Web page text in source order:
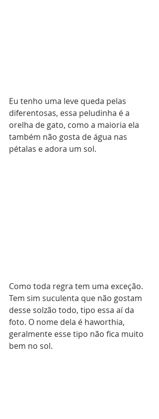
Eu tenho uma leve queda pelas
diferentosas, essa peludinha é a
orelha de gato, como a maioria ela
também não gosta de água nas
pétalas e adora um sol.
Como toda regra tem uma exceção.
Tem sim suculenta que não gostam
desse solzão todo, tipo essa aí da
foto. O nome dela é haworthia,
geralmente esse tipo não fica muito
bem no sol.